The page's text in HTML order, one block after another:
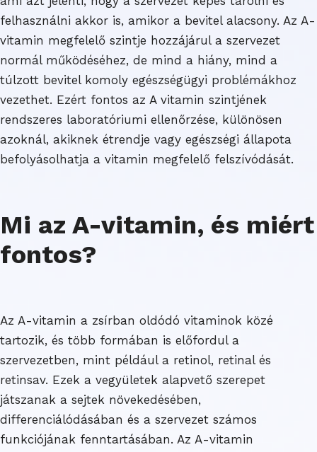
felhasználni akkor is, amikor a bevitel alacsony. Az A-
vitamin megfelelő szintje hozzájárul a szervezet
normál működéséhez, de mind a hiány, mind a
túlzott bevitel komoly egészségügyi problémákhoz
vezethet. Ezért fontos az A vitamin szintjének
rendszeres laboratóriumi ellenőrzése, különösen
azoknál, akiknek étrendje vagy egészségi állapota
befolyásolhatja a vitamin megfelelő felszívódását.
Mi az A-vitamin, és miért
fontos?
Az A-vitamin a zsírban oldódó vitaminok közé
tartozik, és több formában is előfordul a
szervezetben, mint például a retinol, retinal és
retinsav. Ezek a vegyületek alapvető szerepet
játszanak a sejtek növekedésében,
differenciálódásában és a szervezet számos
funkciójának fenntartásában. Az A-vitamin